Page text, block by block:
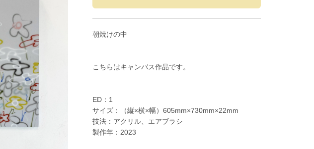
朝焼けの中
こちらはキャンバス作品です。
ED：1
サイズ：（縦×横×幅）605mm×730mm×22mm
技法：アクリル、エアブラシ
製作年：2023